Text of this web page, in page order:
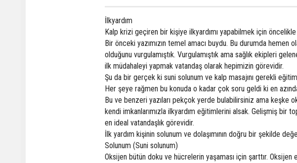
İlkyardım
Kalp krizi geçiren bir kişiye ilkyardımı yapabilmek için
Bir önceki yazımızın temel amacı buydu. Bu durumda hemen
olduğunu vurgulamıştık. Vurgulamıştık ama sağlık ekipleri
ilk müdahaleyi yapmak vatandaş olarak hepimizin görevidir.
Şu da bir gerçek ki suni solunum ve kalp masajını gerekli
Her şeye rağmen bu konuda o kadar çok soru geldi ki en
Bu ve benzeri yazıları pekçok yerde bulabilirsiniz ama keşke
kendi imkanlarımızla ilkyardım eğitimlerini alsak. Gelişmiş bir
en ideal vatandaşlık görevidir.
İlk yardım kişinin solunum ve dolaşımının doğru bir şekilde
Solunum (Suni solunum)
Oksijen bütün doku ve hücrelerin yaşaması için şarttır.